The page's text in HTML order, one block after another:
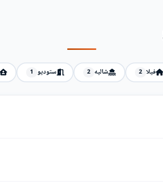
فيلا 2 شاليه 2 ستوديو 1